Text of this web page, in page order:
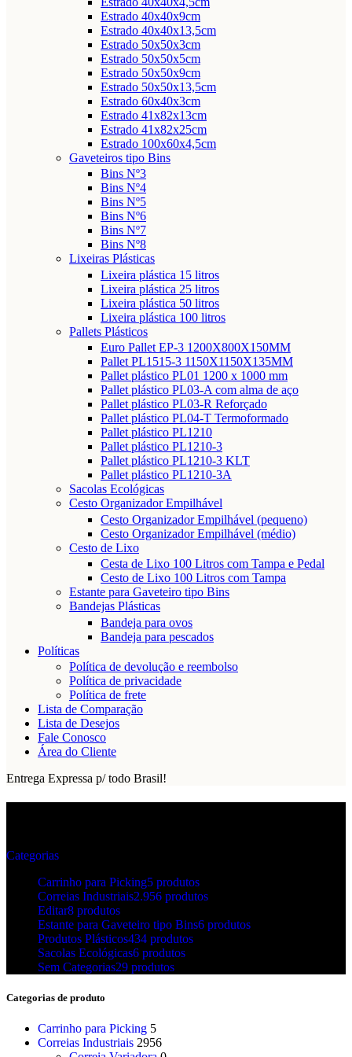
Estrado 40x40x9cm
Estrado 40x40x13,5cm
Estrado 50x50x3cm
Estrado 50x50x5cm
Estrado 50x50x9cm
Estrado 50x50x13,5cm
Estrado 60x40x3cm
Estrado 41x82x13cm
Estrado 41x82x25cm
Estrado 100x60x4,5cm
Gaveteiros tipo Bins
Bins Nº3
Bins Nº4
Bins Nº5
Bins Nº6
Bins Nº7
Bins Nº8
Lixeiras Plásticas
Lixeira plástica 15 litros
Lixeira plástica 25 litros
Lixeira plástica 50 litros
Lixeira plástica 100 litros
Pallets Plásticos
Euro Pallet EP-3 1200X800X150MM
Pallet PL1515-3 1150X1150X135MM
Pallet plástico PL01 1200 x 1000 mm
Pallet plástico PL03-A com alma de aço
Pallet plástico PL03-R Reforçado
Pallet plástico PL04-T Termoformado
Pallet plástico PL1210
Pallet plástico PL1210-3
Pallet plástico PL1210-3 KLT
Pallet plástico PL1210-3A
Sacolas Ecológicas
Cesto Organizador Empilhável
Cesto Organizador Empilhável (pequeno)
Cesto Organizador Empilhável (médio)
Cesto de Lixo
Cesta de Lixo 100 Litros com Tampa e Pedal
Cesto de Lixo 100 Litros com Tampa
Estante para Gaveteiro tipo Bins
Bandejas Plásticas
Bandeja para ovos
Bandeja para pescados
Políticas
Política de devolução e reembolso
Política de privacidade
Política de frete
Lista de Comparação
Lista de Desejos
Fale Conosco
Área do Cliente
Entrega Expressa p/ todo Brasil!
Categorias
Carrinho para Picking5 produtos
Correias Industriais2.956 produtos
Editar8 produtos
Estante para Gaveteiro tipo Bins6 produtos
Produtos Plásticos434 produtos
Sacolas Ecológicas6 produtos
Sem Categorias29 produtos
Categorias de produto
Carrinho para Picking 5
Correias Industriais 2956